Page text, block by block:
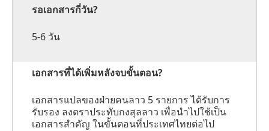
รอเอกสารกี่วัน?
5-6 วัน
เอกสารที่ได้เพิ่มหลังจบขั้นตอน?
เอกสารแปลของฝ่ายคนลาว 5 รายการ ได้รับการ
รับรอง ลงตราประทับกงสุลลาว เพื่อนำไปใช้เป็น
เอกสารสำคัญ ในขั้นตอนที่ประเทศไทยต่อไป